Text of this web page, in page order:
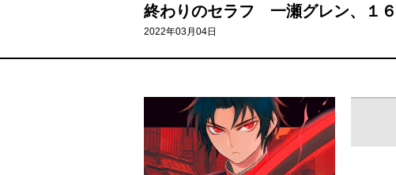
終わりのセラフ 一瀬グレン、１６
2022年03月04日